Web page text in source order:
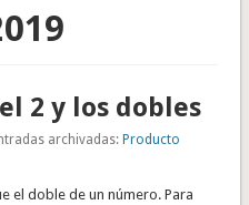
2 y los dobles
archivadas:Producto
el doble de un número. Para